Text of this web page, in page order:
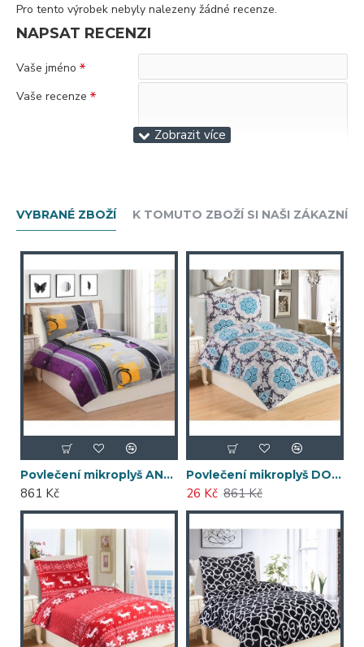
Pro tento výrobek nebyly nalezeny žádné recenze.
NAPSAT RECENZI
Vaše jméno
Vaše recenze
Antispam
Zadejte kód
POKRAČOVAT
VYBRANÉ ZBOŽÍ K TOMUTO ZBOŽÍ SI NAŠI ZÁKAZNÍCI
Povlečení mikroplyš ANGELIKA 140x200
861 Kč
Povlečení mikroplyš DONA BLUE 140x200
26 Kč 861 Kč